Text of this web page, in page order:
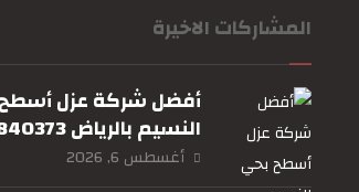
المشاركات الاخيرة
أفضل شركة عزل
النسيم بالرياض 0578840373
أغسطس 6, 2026